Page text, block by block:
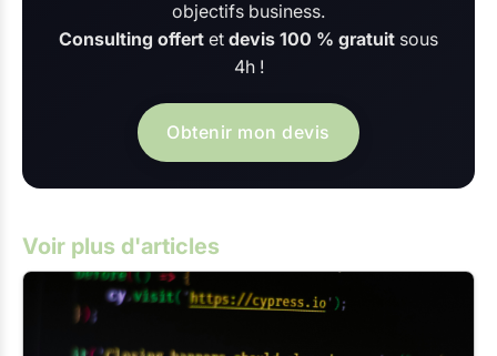
objectifs business.
Consulting offert et devis 100 % gratuit sous
4h !
Obtenir mon devis
Voir plus d'articles